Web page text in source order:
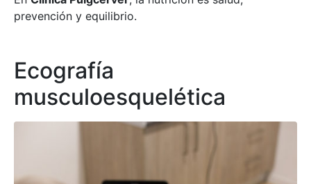
prevención y equilibrio.
Ecografía
musculoesquelética